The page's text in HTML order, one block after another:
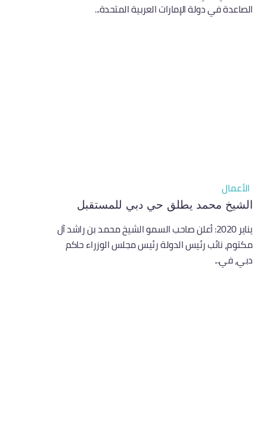
الصاعدة في دولة الإمارات العربية المتحدة...
الأعمال
الشيخ محمد يطلق حي دبي للمستقبل
يناير 2020: أعلن صاحب السمو الشيخ محمد بن راشد آل
مكتوم، نائب رئيس الدولة رئيس مجلس الوزراء حاكم
دبي، في...